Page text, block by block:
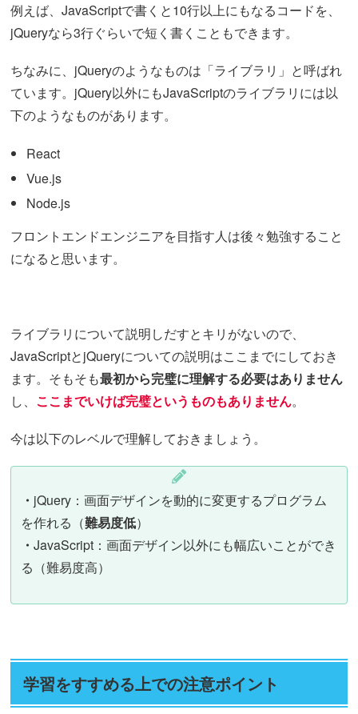
例えば、JavaScriptで書くと10行以上にもなるコードを、
jQueryなら3行ぐらいで短く書くこともできます。
ちなみに、jQueryのようなものは「ライブラリ」と呼ばれ
ています。jQuery以外にもJavaScriptのライブラリには以
下のようなものがあります。
React
Vue.js
Node.js
フロントエンドエンジニアを目指す人は後々勉強すること
になると思います。
ライブラリについて説明しだすとキリがないので、
JavaScriptとjQueryについての説明はここまでにしておき
ます。そもそも最初から完璧に理解する必要はありません
し、 ここまでいけば完璧というものもありません。
今は以下のレベルで理解しておきましょう。
・ jQuery：画面デザインを動的に変更するプログラム
を作れる（難易度低）
・JavaScript：画面デザイン以外にも幅広いことができ
る（難易度高）
学習をすすめる上での注意ポイント